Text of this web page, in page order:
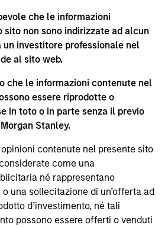
che le informazioni
sito non sono indirizzate ad alcun
un investitore professionale nel
al sito web.
che le informazioni contenute nel
essere riprodotte o
in toto o in parte senza il previo
Stanley.
contenute nel presente sito
come una
né rappresentano
o una sollecitazione di un’offerta ad
d’investimento, né tali
possono essere offerti o venduti
served as Vice President,
for the Wilmington Funds.
five years as an Assistant
and Compliance
Price Associates, Inc. Ms.
of the Investment Company
Officer and Investment
and the National Society of
She also currently
of Directors of Associated
graduated cum laude
from the University of